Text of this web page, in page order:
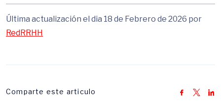
Última actualización el dia 18 de Febrero de 2026 por
RedRRHH
Comparte este articulo